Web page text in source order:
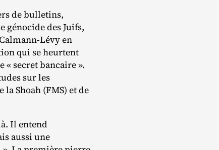
de bulletins,
génocide des Juifs,
en
qui se heurtent
« secret bancaire ».
sur les
Shoah (FMS) et de
Il entend
aussi une